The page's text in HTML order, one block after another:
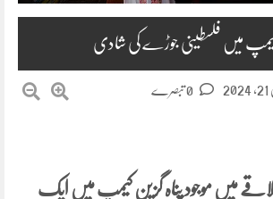
کیمپ میں فلسطینی جوڑے کی شادی
میں موجود پناہ گزین کیمپ میں ایک